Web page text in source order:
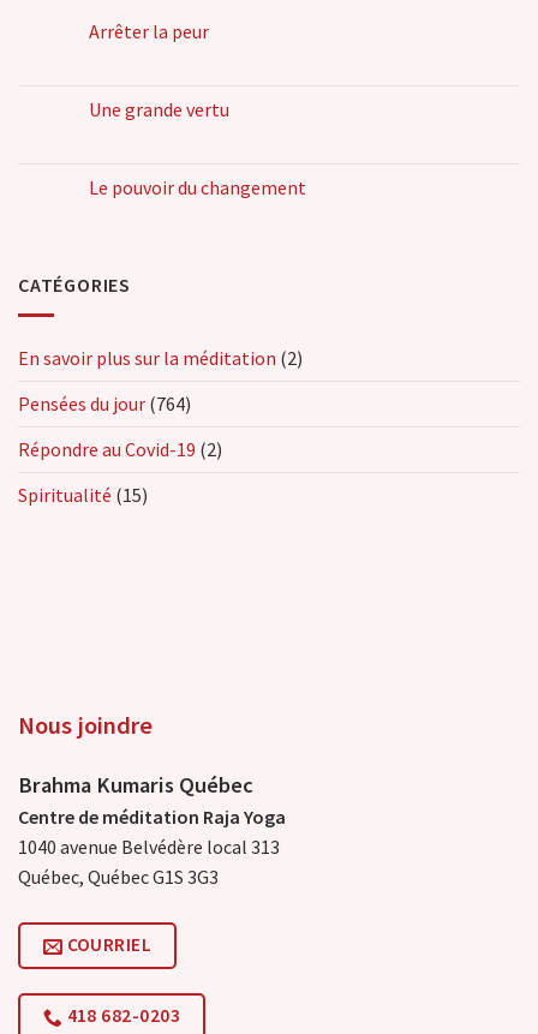
Arrêter la peur
Une grande vertu
Le pouvoir du changement
CATÉGORIES
En savoir plus sur la méditation (2)
Pensées du jour (764)
Répondre au Covid-19 (2)
Spiritualité (15)
Nous joindre
Brahma Kumaris Québec
Centre de méditation Raja Yoga
1040 avenue Belvédère local 313
Québec, Québec G1S 3G3
COURRIEL
418 682-0203